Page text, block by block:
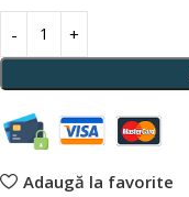
Adaugă la favorite